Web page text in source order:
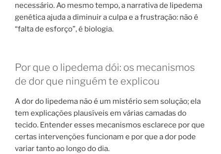
necessário. Ao mesmo tempo, a narrativa de lipedema
genética ajuda a diminuir a culpa e a frustração: não é
“falta de esforço”, é biologia.
Por que o lipedema dói: os mecanismos
de dor que ninguém te explicou
A dor do lipedema não é um mistério sem solução; ela
tem explicações plausíveis em várias camadas do
tecido. Entender esses mecanismos esclarece por que
certas intervenções funcionam e por que a dor pode
variar tanto ao longo do dia.